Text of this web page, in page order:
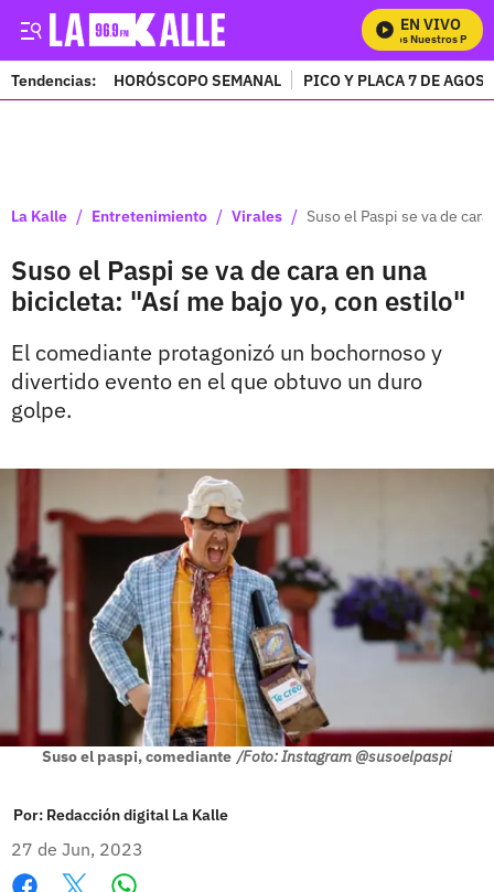
EN VIVO
Mira Todos Nuestros
Tendencias: HORÓSCOPO SEMANAL PICO Y PLACA 7 DE
La Kalle / Entretenimiento / Virales / Suso el Paspi se va de
Suso el Paspi se va de cara en una
bicicleta: "Así me bajo yo, con estilo"
El comediante protagonizó un bochornoso y
divertido evento en el que obtuvo un duro
golpe.
Suso el paspi, comediante /Foto: Instagram @susoelpaspi
Por: Redacción digital La Kalle
27 de Jun, 2023